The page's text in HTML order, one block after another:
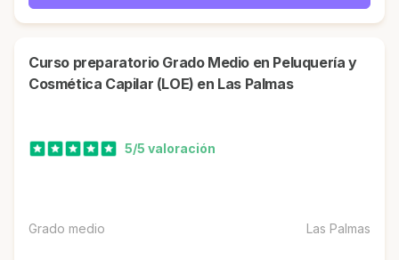
Curso preparatorio Grado Medio en Peluquería y
Cosmética Capilar (LOE) en Las Palmas
5/5 valoración
Grado medio Las Palmas